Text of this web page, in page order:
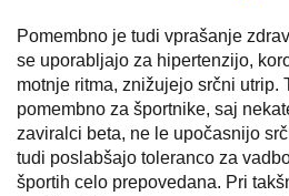
Pomembno je tudi vprašanje
se uporabljajo za hipertenzijo,
motnje ritma, znižujejo srčni utrip.
pomembno za športnike, saj
zaviralci beta, ne le upočasnijo
tudi poslabšajo toleranco za
športih celo prepovedana. Pri